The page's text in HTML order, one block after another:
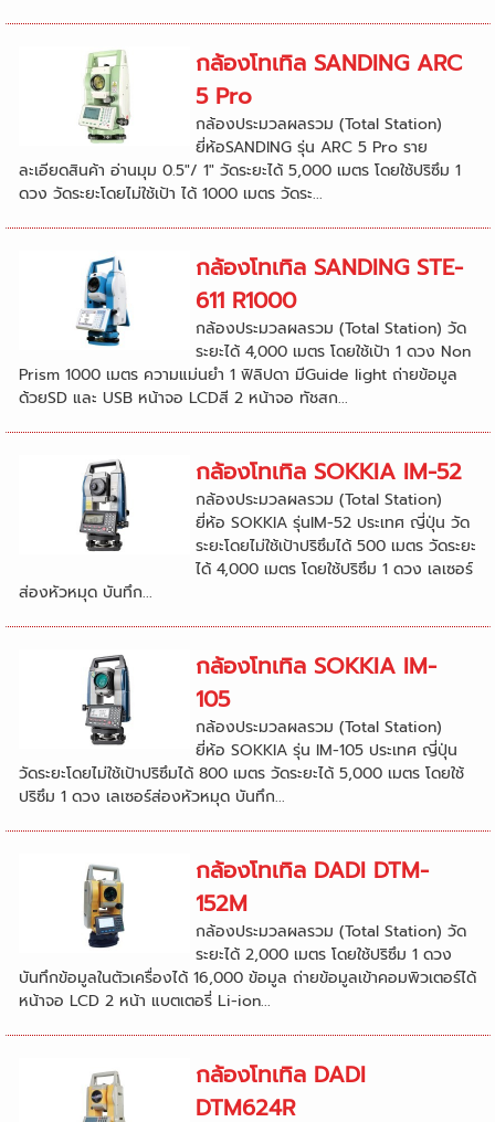
กล้องโทเทิล SANDING ARC
5 Pro
กล้องประมวลผลรวม (Total Station)
ยี่ห้อSANDING รุ่น ARC 5 Pro ราย
ละเอียดสินค้า อ่านมุม 0.5"/ 1" วัดระยะได้ 5,000 เมตร โดยใช้ปริซึม 1
ดวง วัดระยะโดยไม่ใช้เป้า ได้ 1000 เมตร วัดระ...
กล้องโทเทิล SANDING STE-
611 R1000
กล้องประมวลผลรวม (Total Station) วัด
ระยะได้ 4,000 เมตร โดยใช้เป้า 1 ดวง Non
Prism 1000 เมตร ความแม่นยำ 1 ฟิลิปดา มีGuide light ถ่ายข้อมูล
ด้วยSD และ USB หน้าจอ LCDสี 2 หน้าจอ ทัชสก...
กล้องโทเทิล SOKKIA IM-52
กล้องประมวลผลรวม (Total Station)
ยี่ห้อ SOKKIA รุ่นIM-52 ประเทศ ญี่ปุ่น วัด
ระยะโดยไม่ใช้เป้าปริซึมได้ 500 เมตร วัดระยะ
ได้ 4,000 เมตร โดยใช้ปริซึม 1 ดวง เลเซอร์
ส่องหัวหมุด บันทึก...
กล้องโทเทิล SOKKIA IM-
105
กล้องประมวลผลรวม (Total Station)
ยี่ห้อ SOKKIA รุ่น IM-105 ประเทศ ญี่ปุ่น
วัดระยะโดยไม่ใช้เป้าปริซึมได้ 800 เมตร วัดระยะได้ 5,000 เมตร โดยใช้
ปริซึม 1 ดวง เลเซอร์ส่องหัวหมุด บันทึก...
กล้องโทเทิล DADI DTM-
152M
กล้องประมวลผลรวม (Total Station) วัด
ระยะได้ 2,000 เมตร โดยใช้ปริซึม 1 ดวง
บันทึกข้อมูลในตัวเครื่องได้ 16,000 ข้อมูล ถ่ายข้อมูลเข้าคอมพิวเตอร์ได้
หน้าจอ LCD 2 หน้า แบตเตอรี่ Li-ion...
กล้องโทเทิล DADI
DTM624R